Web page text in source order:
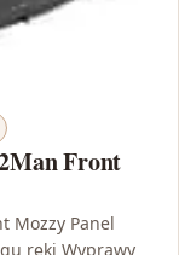
Front
Mozzy Panel
ręki Wyprawy